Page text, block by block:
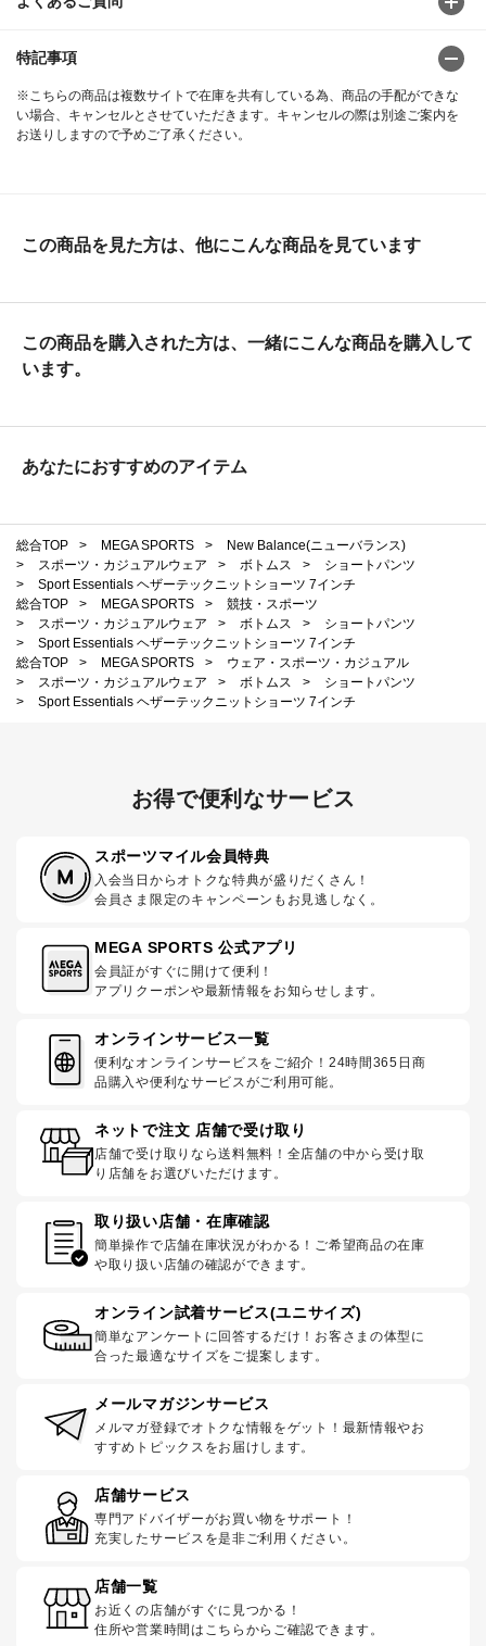
特記事項
※こちらの商品は複数サイトで在庫を共有している為、商品の手配ができな
い場合、キャンセルとさせていただきます。キャンセルの際は別途ご案内を
お送りしますので予めご了承ください。
この商品を見た方は、他にこんな商品を見ています
この商品を購入された方は、一緒にこんな商品を購入して
います。
あなたにおすすめのアイテム
総合TOP > MEGA SPORTS >
New Balance(ニューバランス)
>
スポーツ・カジュアルウェア > ボトムス >
ショートパンツ
>
Sport Essentials ヘザーテックニットショーツ 7インチ
総合TOP
> MEGA SPORTS >
競技・スポーツ
>
スポーツ・カジュアルウェア > ボトムス >
ショートパンツ
>
Sport Essentials ヘザーテックニットショーツ 7インチ
総合TOP
> MEGA SPORTS >
ウェア・スポーツ・カジュアル
>
スポーツ・カジュアルウェア > ボトムス >
ショートパンツ
>
Sport Essentials ヘザーテックニットショーツ 7インチ
お得で便利なサービス
スポーツマイル会員特典
入会当日からオトクな特典が盛りだくさん！
会員さま限定のキャンペーンもお見逃しなく。
MEGA SPORTS 公式アプリ
会員証がすぐに開けて便利！
アプリクーポンや最新情報をお知らせします。
オンラインサービス一覧
便利なオンラインサービスをご紹介！24時間365日商
品購入や便利なサービスがご利用可能。
ネットで注文 店舗で受け取り
店舗で受け取りなら送料無料！全店舗の中から受け取
り店舗をお選びいただけます。
取り扱い店舗・在庫確認
簡単操作で店舗在庫状況がわかる！ご希望商品の在庫
や取り扱い店舗の確認ができます。
オンライン試着サービス(ユニサイズ)
簡単なアンケートに回答するだけ！お客さまの体型に
合った最適なサイズをご提案します。
メールマガジンサービス
メルマガ登録でオトクな情報をゲット！最新情報やお
すすめトピックスをお届けします。
店舗サービス
専門アドバイザーがお買い物をサポート！
充実したサービスを是非ご利用ください。
店舗一覧
お近くの店舗がすぐに見つかる！
住所や営業時間はこちらからご確認できます。